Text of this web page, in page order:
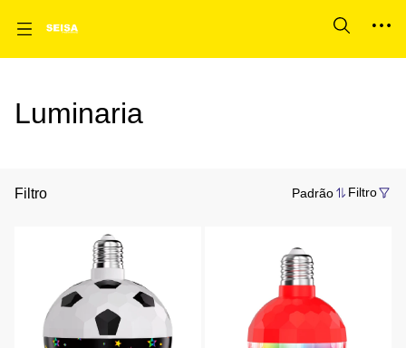
Luminaria
Filtro Padrão Filtro